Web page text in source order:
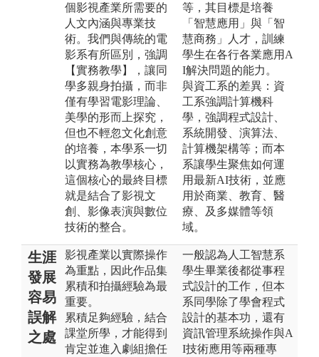
個影視產業所需要的
人文內涵與專業技
術。我們與傳統的電
影系有所區別，強調
【實務教學】，讓同
學多親身拍攝，而非
僅有學習電影理論、
美學的形而上探究，
但也不輕忽文化創意
的培養，本學系一切
以實務為教學核心，
這個核心的最終目標
就是結合了影視文
創、影像表演與數位
技術的整合。​
等，其目標是培養
「智慧應用」與「智
慧商務」人才，訓練
學生在各行各業應用A
I解決問題的能力。
與資工系的差異：資
工系強調計算機科
學，強調程式設計、
系統開發、演算法、
計算機架構等；而本
系讓學生聚焦如何運
用最新AI技術，並應
用於商業、教育、醫
療、及多媒體等領
域。
生涯
發展
容易
誤解
之處
影視產業以實際操作
為重點，因此作品集
累積和拍攝經驗為最
重要。
累積足夠經驗，結合
課堂所學，才能得到
肯定並進入劇組擔任
一般認為人工智慧系
學生畢業後都從事程
式設計的工作，但本
系同學除了學會程式
設計的基本功，還有
資訊管理系統操作與A
I技術應用等兩種專